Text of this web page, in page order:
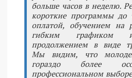
больше часов в неделю.
короткие программы до
оплатой, обучением на
гибким графиком
продолжением в виде
Мы видим, что
гораздо более
профессиональном